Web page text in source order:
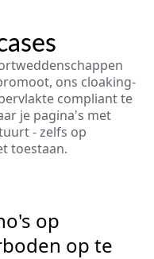
ons cloaking-
compliant te
je pagina's met
- zelfs op
toestaan.
op
op te